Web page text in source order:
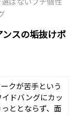
スの垢抜けボ
クが苦手という
ドバングにカッ
ととならず、面